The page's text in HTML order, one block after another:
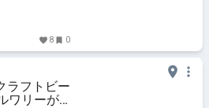
8 0
ラフトビー
ワリーが